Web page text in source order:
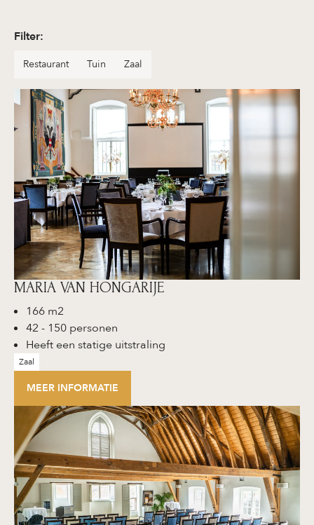
Filter:
Restaurant Tuin Zaal
MARIA VAN HONGARIJE
166 m2
42 - 150 personen
Heeft een statige uitstraling
Zaal
MEER INFORMATIE